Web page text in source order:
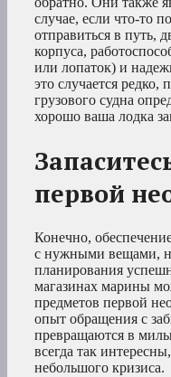
случае, если что-то
отправиться в путь,
корпуса,
или лопаток) и
это случается редко,
грузового судна
хорошо ваша лодка
первой
Конечно,
с нужными вещами,
планирования
магазинах марины
предметов первой
опыт обращения с
превращаются в
всегда так
небольшого кризиса.